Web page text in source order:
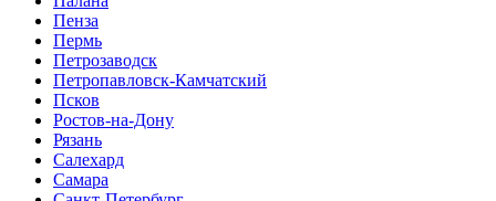
Пенза
Пермь
Петрозаводск
Петропавловск-Камчатский
Псков
Ростов-на-Дону
Рязань
Салехард
Самара